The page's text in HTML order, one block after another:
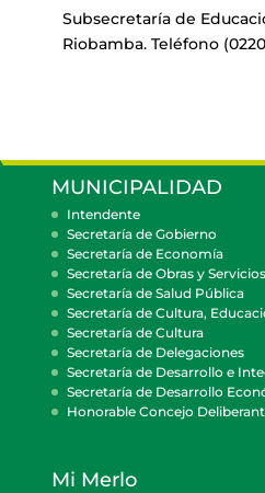
Subsecretaría de
Riobamba. Teléfono
MUNICIPALIDAD
Intendente
Secretaría de Gobierno
Secretaría de Economía
Secretaría de Obras y
Secretaría de Salud Pública
Secretaría de Cultura,
Secretaría de Cultura
Secretaría de Delegaciones
Secretaría de Desarrollo e
Secretaría de Desarrollo
Honorable Concejo
Mi Merlo